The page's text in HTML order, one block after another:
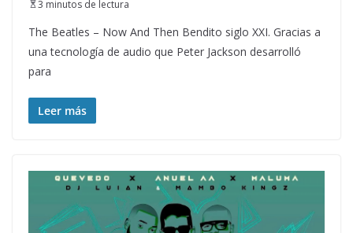
3 minutos de lectura
The Beatles – Now And Then Bendito siglo XXI. Gracias a
una tecnología de audio que Peter Jackson desarrolló
para
Leer más